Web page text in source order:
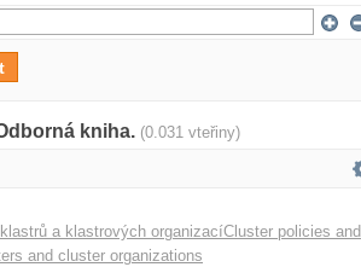
kniha. (0.031 vteřiny)
a klastrových organizacíCluster policies and
and cluster organizations